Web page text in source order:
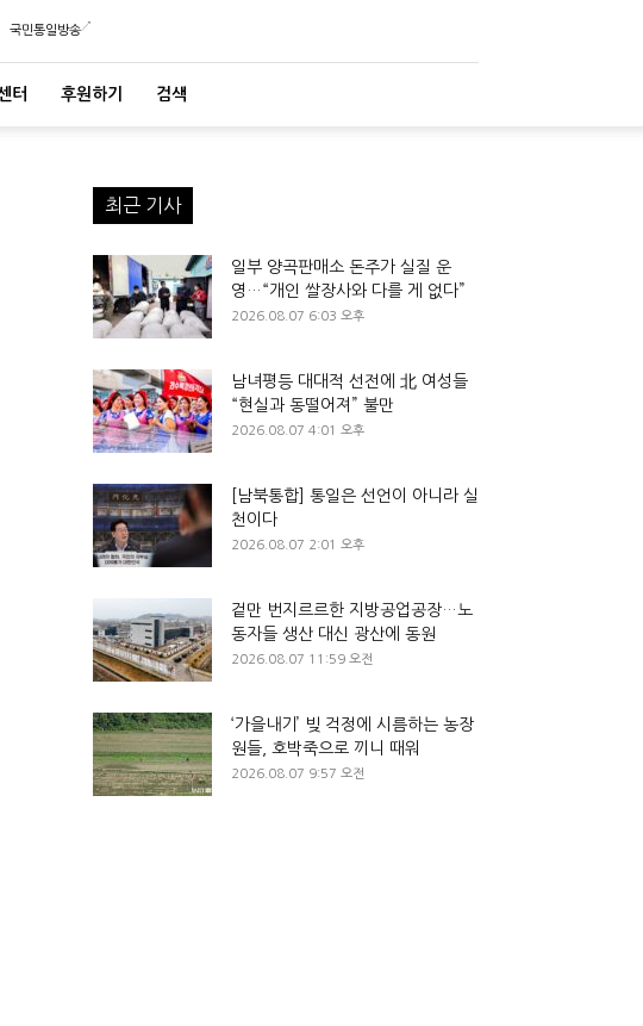
국민통일방송
터 후원하기 검색
최근 기사
일부 양곡판매소 돈주가 실질 운
영…“개인 쌀장사와 다를 게 없다”
2026.08.07 6:03 오후
남녀평등 대대적 선전에 北 여성들
“현실과 동떨어져” 불만
2026.08.07 4:01 오후
[남북통합] 통일은 선언이 아니라 실
천이다
2026.08.07 2:01 오후
겉만 번지르르한 지방공업공장…노
동자들 생산 대신 광산에 동원
2026.08.07 11:59 오전
‘가을내기’ 빚 걱정에 시름하는 농장
원들, 호박죽으로 끼니 때워
2026.08.07 9:57 오전